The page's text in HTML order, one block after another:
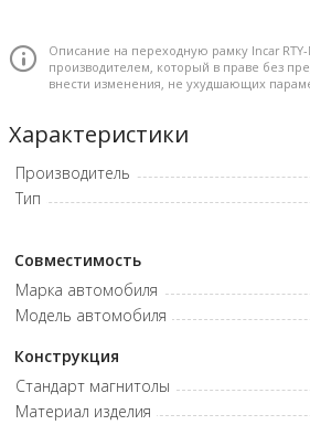
Описание на переходную рамку Incar RTY-
производителем, который в праве без
внести изменения, не ухудшающих
Характеристики
Производитель
Тип
Совместимость
Марка автомобиля
Модель автомобиля
Конструкция
Стандарт магнитолы
Материал изделия